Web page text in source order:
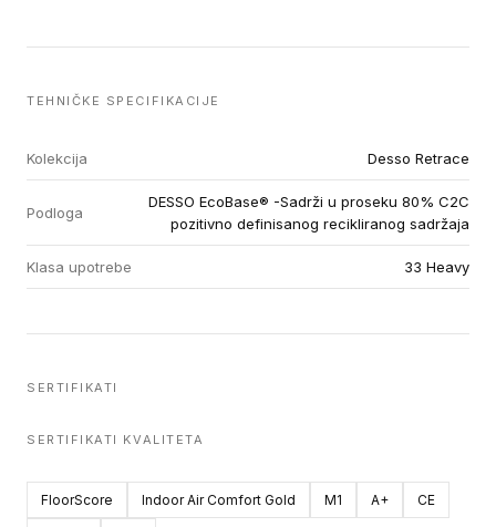
TEHNIČKE SPECIFIKACIJE
Kolekcija Desso Retrace
Podloga
DESSO EcoBase® -Sadrži u proseku 80% C2C
pozitivno definisanog recikliranog sadržaja
Klasa upotrebe 33 Heavy
SERTIFIKATI
SERTIFIKATI KVALITETA
FloorScore Indoor Air Comfort Gold M1 A+ CE